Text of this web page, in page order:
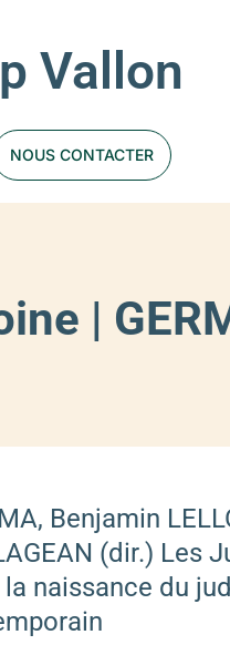
Vallon
NOUS CONTACTER
|
Benjamin
(dir.) Les
la naissance du